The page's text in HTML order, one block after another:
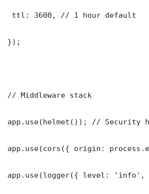
ttl: 3600, // 1 hour default
});
// Middleware stack
app.use(helmet()); // Security
app.use(cors({ origin:
app.use(logger({ level: